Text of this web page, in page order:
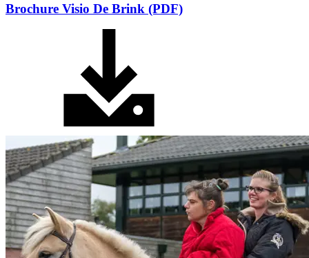
Brochure Visio De Brink (PDF)